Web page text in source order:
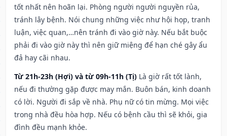
tốt nhất nên hoãn lại. Phòng người người nguyền rủa,
tránh lây bệnh. Nói chung những việc như hội họp, tranh
luận, việc quan,…nên tránh đi vào giờ này. Nếu bắt buộc
phải đi vào giờ này thì nên giữ miệng để hạn ché gây ẩu
đả hay cãi nhau.
Từ 21h-23h (Hợi) và từ 09h-11h (Tị) Là giờ rất tốt lành,
nếu đi thường gặp được may mắn. Buôn bán, kinh doanh
có lời. Người đi sắp về nhà. Phụ nữ có tin mừng. Mọi việc
trong nhà đều hòa hợp. Nếu có bệnh cầu thì sẽ khỏi, gia
đình đều mạnh khỏe.